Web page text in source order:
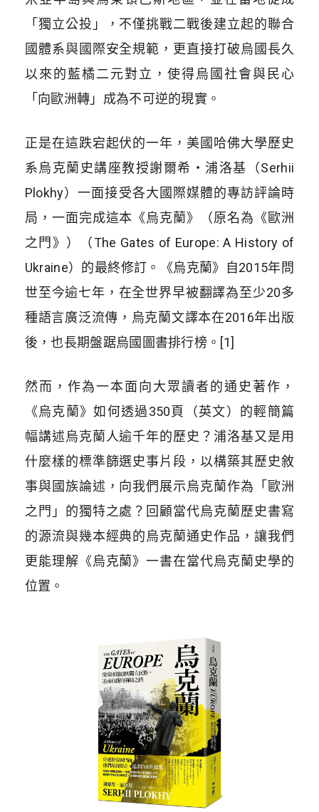
「獨立公投」，不僅挑戰二戰後建立起的聯合
國體系與國際安全規範，更直接打破烏國長久
以來的藍橘二元對立，使得烏國社會與民心
「向歐洲轉」成為不可逆的現實。
正是在這跌宕起伏的一年，美國哈佛大學歷史
系烏克蘭史講座教授謝爾希・浦洛基（Serhii
Plokhy）一面接受各大國際媒體的專訪評論時
局，一面完成這本《烏克蘭》（原名為《歐洲
之門》）（The Gates of Europe: A History of
Ukraine）的最終修訂。《烏克蘭》自2015年問
世至今逾七年，在全世界早被翻譯為至少20多
種語言廣泛流傳，烏克蘭文譯本在2016年出版
後，也長期盤踞烏國圖書排行榜。[1]
然而，作為一本面向大眾讀者的通史著作，
《烏克蘭》如何透過350頁（英文）的輕簡篇
幅講述烏克蘭人逾千年的歷史？浦洛基又是用
什麼樣的標準篩選史事片段，以構築其歷史敘
事與國族論述，向我們展示烏克蘭作為「歐洲
之門」的獨特之處？回顧當代烏克蘭歷史書寫
的源流與幾本經典的烏克蘭通史作品，讓我們
更能理解《烏克蘭》一書在當代烏克蘭史學的
位置。